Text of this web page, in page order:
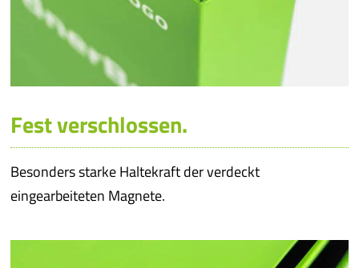
Fest verschlossen.
Besonders starke Haltekraft der verdeckt
eingearbeiteten Magnete.